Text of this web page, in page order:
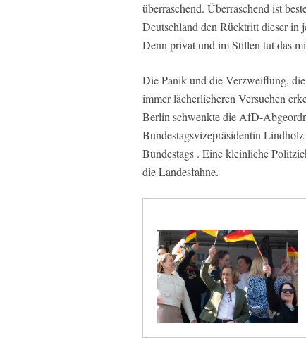
überraschend. Überraschend ist
Deutschland den Rücktritt dieser in
Denn privat und im Stillen tut das
Die Panik und die Verzweiflung,
immer lächerlicheren Versuchen
Berlin schwenkte die AfD-
Bundestagsvizepräsidentin
Bundestags . Eine kleinliche
die Landesfahne.